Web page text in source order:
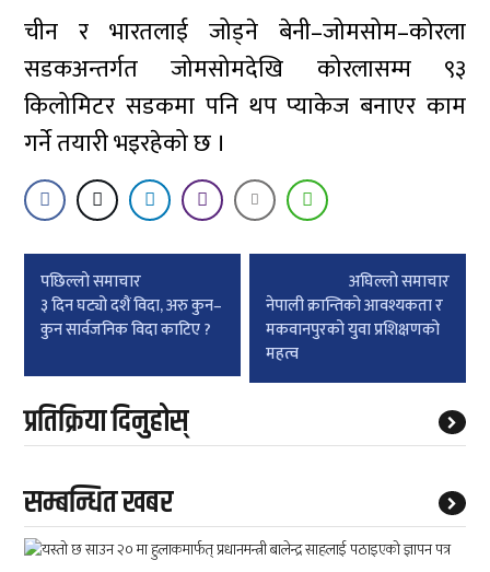
चीन र भारतलाई जोड्ने बेनी–जोमसोम–कोरला
सडकअन्तर्गत जोमसोमदेखि कोरलासम्म ९३
किलोमिटर सडकमा पनि थप प्याकेज बनाएर काम
गर्ने तयारी भइरहेको छ ।
Post
navigation
पछिल्लाे समाचार
३ दिन घट्यो दशैं विदा, अरु कुन–
कुन सार्वजनिक विदा काटिए ?
अघिल्लाे समाचार
नेपाली क्रान्तिको आवश्यकता र
मकवानपुरको युवा प्रशिक्षणको
महत्व
प्रतिक्रिया दिनुहोस्
सम्बन्धित खबर